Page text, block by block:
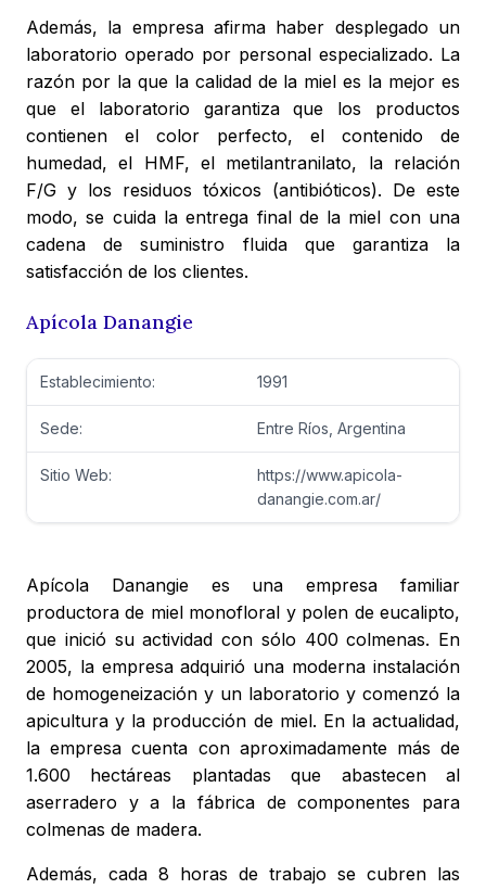
Además, la empresa afirma haber desplegado un
laboratorio operado por personal especializado. La
razón por la que la calidad de la miel es la mejor es
que el laboratorio garantiza que los productos
contienen el color perfecto, el contenido de
humedad, el HMF, el metilantranilato, la relación
F/G y los residuos tóxicos (antibióticos). De este
modo, se cuida la entrega final de la miel con una
cadena de suministro fluida que garantiza la
satisfacción de los clientes.
Apícola Danangie
Establecimiento: 1991
Sede: Entre Ríos, Argentina
Sitio Web:
https://www.apicola-
danangie.com.ar/
Apícola Danangie es una empresa familiar
productora de miel monofloral y polen de eucalipto,
que inició su actividad con sólo 400 colmenas. En
2005, la empresa adquirió una moderna instalación
de homogeneización y un laboratorio y comenzó la
apicultura y la producción de miel. En la actualidad,
la empresa cuenta con aproximadamente más de
1.600 hectáreas plantadas que abastecen al
aserradero y a la fábrica de componentes para
colmenas de madera.
Además, cada 8 horas de trabajo se cubren las